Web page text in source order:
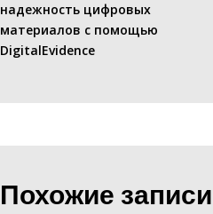
надежность цифровых
материалов с помощью
DigitalEvidence
Похожие записи